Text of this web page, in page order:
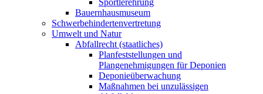
Sportlerehrung
Bauernhausmuseum
Schwerbehindertenvertretung
Umwelt und Natur
Abfallrecht (staatliches)
Planfeststellungen und
Plangenehmigungen für Deponien
Deponieüberwachung
Maßnahmen bei unzulässigen